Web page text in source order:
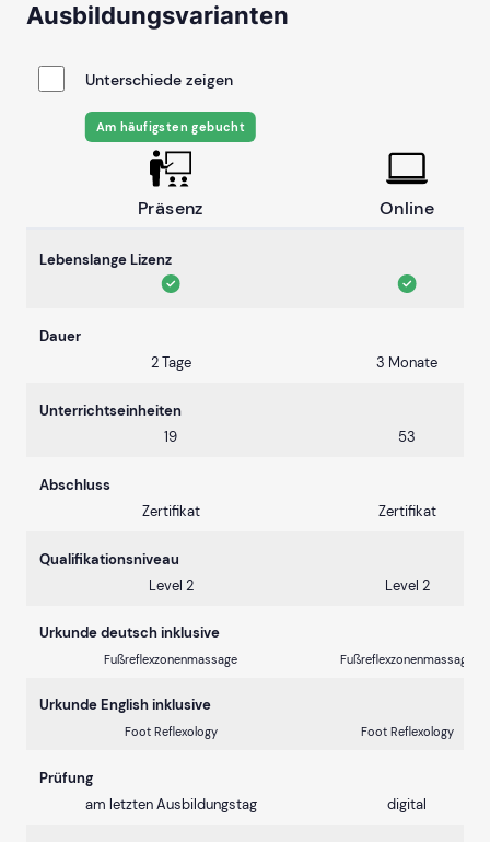
Ausbildungsvarianten
Unterschiede zeigen
Präsenz
Am häufigsten gebucht
Online
Lebenslange Lizenz
Dauer
2 Tage
3 Monate
Unterrichtseinheiten
19
53
Abschluss
Zertifikat
Zertifikat
Qualifikationsniveau
Level 2
Level 2
Urkunde deutsch inklusive
Fußreflexzonenmassage Fußreflexzonenmassage
Urkunde English inklusive
Foot Reflexology Foot Reflexology
Prüfung
am letzten Ausbildungstag
digital